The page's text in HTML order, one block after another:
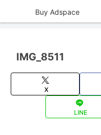
Buy Adspace
IMG_8511
X
LINE